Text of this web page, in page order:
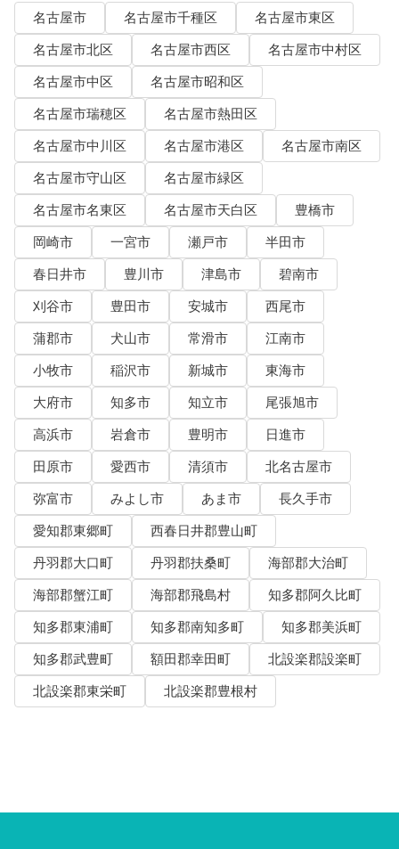
名古屋市 名古屋市千種区
名古屋市東区
名古屋市北区
名古屋市西区
名古屋市中村区
名古屋市中区
名古屋市昭和区
名古屋市瑞穂区
名古屋市熱田区
名古屋市中川区
名古屋市港区
名古屋市南区
名古屋市守山区
名古屋市緑区
名古屋市名東区
名古屋市天白区
豊橋市
岡崎市
一宮市 瀬戸市
半田市
春日井市
豊川市 津島市
碧南市
刈谷市
豊田市 安城市
西尾市
蒲郡市
犬山市 常滑市
江南市
小牧市
稲沢市 新城市
東海市
大府市
知多市 知立市
尾張旭市
高浜市
岩倉市 豊明市
日進市
田原市
愛西市 清須市
北名古屋市
弥富市
みよし市 あま市
長久手市
愛知郡東郷町
西春日井郡豊山町
丹羽郡大口町
丹羽郡扶桑町
海部郡大治町
海部郡蟹江町
海部郡飛島村
知多郡阿久比町
知多郡東浦町
知多郡南知多町
知多郡美浜町
知多郡武豊町
額田郡幸田町
北設楽郡設楽町
北設楽郡東栄町
北設楽郡豊根村